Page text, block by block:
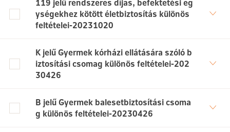
119 jelű rendszeres díjas, befektetési eg
ységekhez kötött életbiztosítás különös
feltételei-20231020
K jelű Gyermek kórházi ellátására szóló b
iztosítási csomag különös feltételei-202
30426
B jelű Gyermek balesetbiztosítási csoma
g különös feltételei-20230426